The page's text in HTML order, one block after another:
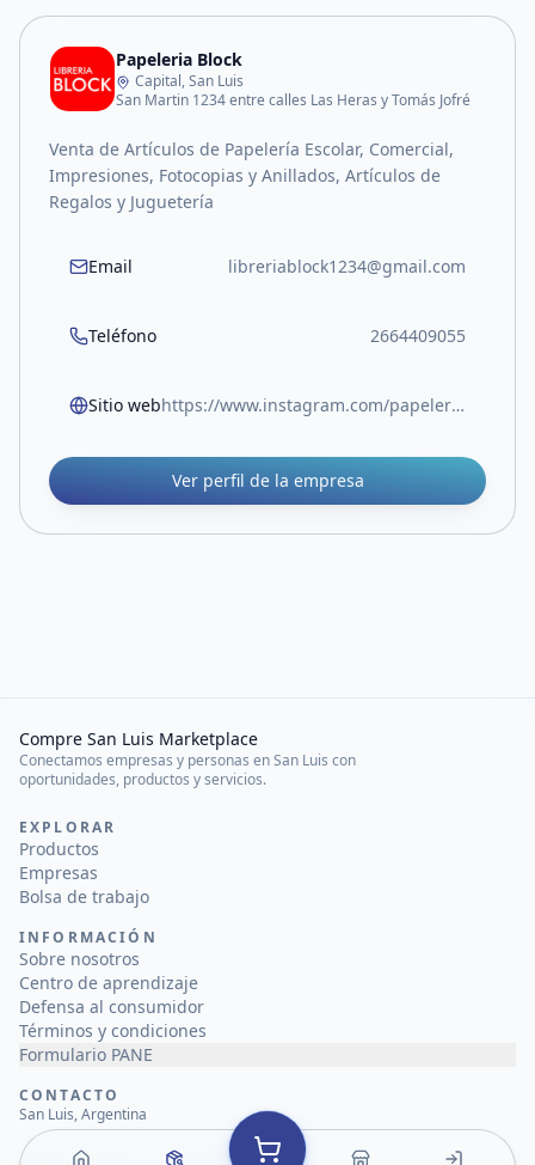
Papeleria Block
Capital, San Luis
San Martin 1234 entre calles Las Heras y Tomás Jofré
Venta de Artículos de Papelería Escolar, Comercial,
Impresiones, Fotocopias y Anillados, Artículos de
Regalos y Juguetería
Email libreriablock1234@gmail.com
Teléfono 2664409055
Sitio web https://www.instagram.com/papeleriablock.sl?igsh=MW05Z3RocjUwOTlvOA%3D%3D
Ver perfil de la empresa
Compre San Luis Marketplace
Conectamos empresas y personas en San Luis con
oportunidades, productos y servicios.
EXPLORAR
Productos
Empresas
Bolsa de trabajo
INFORMACIÓN
Sobre nosotros
Centro de aprendizaje
Defensa al consumidor
Términos y condiciones
Formulario PANE
CONTACTO
San Luis, Argentina